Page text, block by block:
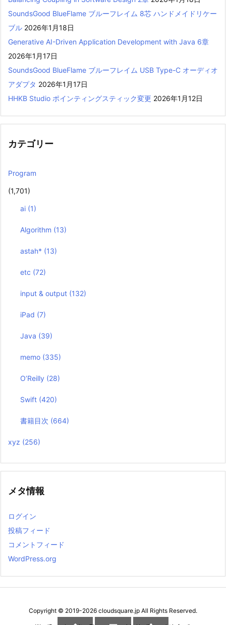
SoundsGood BlueFlame ブルーフレイム 8芯 ハンドメイドリケー
ブル 2026年1月18日
Generative AI-Driven Application Development with Java 6章
2026年1月17日
SoundsGood BlueFlame ブルーフレイム USB Type-C オーディオ
アダプタ 2026年1月17日
HHKB Studio ポインティングスティック変更 2026年1月12日
カテゴリー
Program
(1,701)
ai (1)
Algorithm (13)
astah* (13)
etc (72)
input & output (132)
iPad (7)
Java (39)
memo (335)
O’Reilly (28)
Swift (420)
書籍目次 (664)
xyz (256)
メタ情報
ログイン
投稿フィード
コメントフィード
WordPress.org
Copyright © 2019-2026 cloudsquare.jp All Rights Reserved.